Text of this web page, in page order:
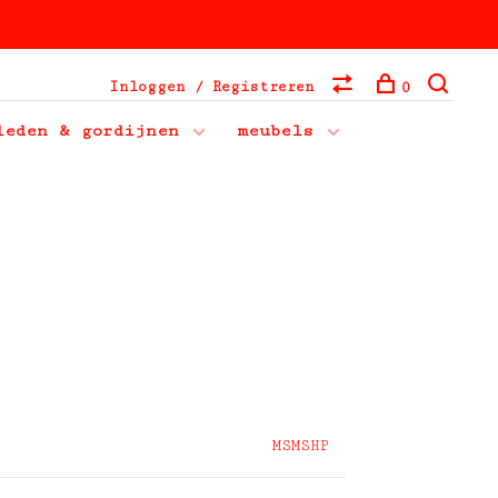
& gordijnen
meubels
Inloggen / Registreren 0
MSMSHP